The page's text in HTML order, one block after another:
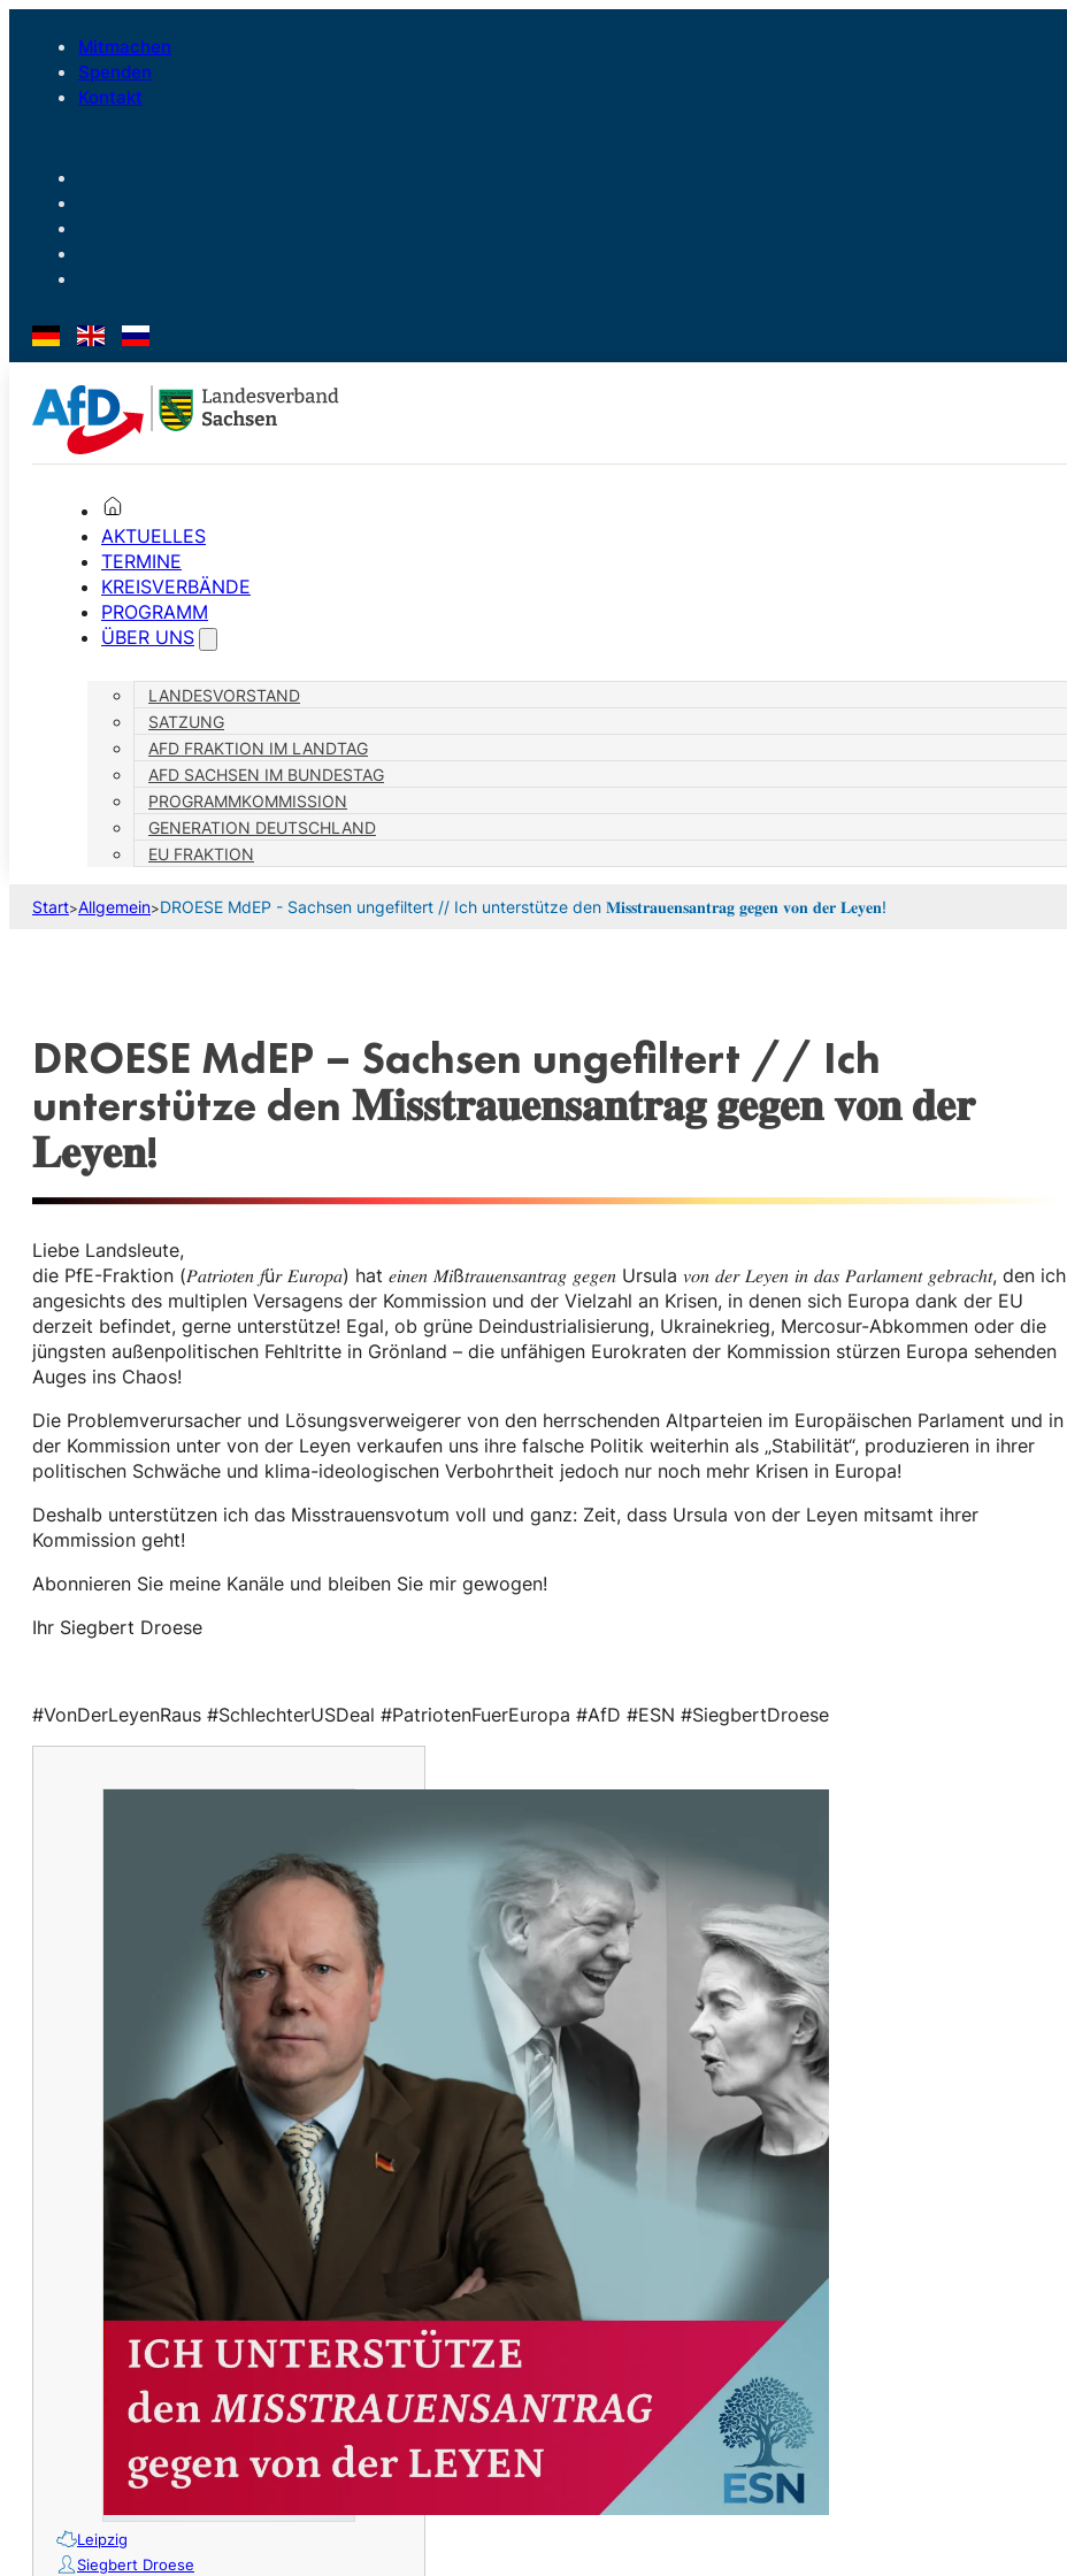
Mitmachen
Spenden
Kontakt
AKTUELLES
TERMINE
KREISVERBÄNDE
PROGRAMM
ÜBER UNS
LANDESVORSTAND
SATZUNG
AFD FRAKTION IM LANDTAG
AFD SACHSEN IM BUNDESTAG
PROGRAMMKOMMISSION
GENERATION DEUTSCHLAND
EU FRAKTION
Start>Allgemein>DROESE MdEP - Sachsen ungefiltert // Ich unterstütze den 𝐌𝐢𝐬𝐬𝐭𝐫𝐚𝐮𝐞𝐧𝐬𝐚𝐧𝐭𝐫𝐚𝐠 𝐠𝐞𝐠𝐞𝐧 𝐯𝐨𝐧 𝐝𝐞𝐫 𝐋𝐞𝐲𝐞𝐧!
DROESE MdEP – Sachsen ungefiltert // Ich
unterstütze den 𝐌𝐢𝐬𝐬𝐭𝐫𝐚𝐮𝐞𝐧𝐬𝐚𝐧𝐭𝐫𝐚𝐠 𝐠𝐞𝐠𝐞𝐧 𝐯𝐨𝐧 𝐝𝐞𝐫
𝐋𝐞𝐲𝐞𝐧!
Liebe Landsleute,
die PfE-Fraktion (𝑃𝑎𝑡𝑟𝑖𝑜𝑡𝑒𝑛 𝑓ü𝑟 𝐸𝑢𝑟𝑜𝑝𝑎) hat 𝑒𝑖𝑛𝑒𝑛 𝑀𝑖ß𝑡𝑟𝑎𝑢𝑒𝑛𝑠𝑎𝑛𝑡𝑟𝑎𝑔 𝑔𝑒𝑔𝑒𝑛 Ursula 𝑣𝑜𝑛 𝑑𝑒𝑟 𝐿𝑒𝑦𝑒𝑛 𝑖𝑛 𝑑𝑎𝑠 𝑃𝑎𝑟𝑙𝑎𝑚𝑒𝑛𝑡 𝑔𝑒𝑏𝑟𝑎𝑐ℎ𝑡, den ich
angesichts des multiplen Versagens der Kommission und der Vielzahl an Krisen, in denen sich Europa dank der EU
derzeit befindet, gerne unterstütze! Egal, ob grüne Deindustrialisierung, Ukrainekrieg, Mercosur-Abkommen oder die
jüngsten außenpolitischen Fehltritte in Grönland – die unfähigen Eurokraten der Kommission stürzen Europa sehenden
Auges ins Chaos!
Die Problemverursacher und Lösungsverweigerer von den herrschenden Altparteien im Europäischen Parlament und in
der Kommission unter von der Leyen verkaufen uns ihre falsche Politik weiterhin als „Stabilität“, produzieren in ihrer
politischen Schwäche und klima-ideologischen Verbohrtheit jedoch nur noch mehr Krisen in Europa!
Deshalb unterstützen ich das Misstrauensvotum voll und ganz: Zeit, dass Ursula von der Leyen mitsamt ihrer
Kommission geht!
Abonnieren Sie meine Kanäle und bleiben Sie mir gewogen!
Ihr Siegbert Droese
#VonDerLeyenRaus #SchlechterUSDeal #PatriotenFuerEuropa #AfD #ESN #SiegbertDroese
Leipzig
Siegbert Droese